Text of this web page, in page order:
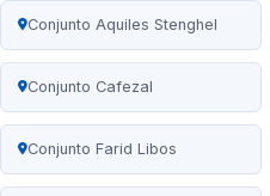
Conjunto Aquiles Stenghel
Conjunto Cafezal
Conjunto Farid Libos